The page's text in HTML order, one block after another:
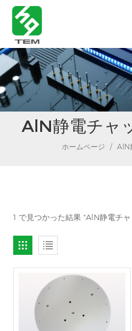
AlN静電チャ
ホームページ / AlN
1 で見つかった結果 "AlN静電チ